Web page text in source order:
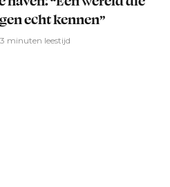
echt kennen”
3 minuten leestijd